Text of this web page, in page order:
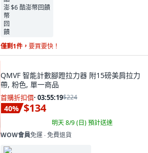
$6 酷澎幣回饋
僅剩1件， 要買要快！
QMVF 智能計數腳蹬拉力器 附15磅美肩拉力
帶, 粉色, 單一商品
首購折扣價· 03:55:18$224
40% $134
明天 8/9 (日)預計送達
WOW會員免運 ∙ 免費退貨